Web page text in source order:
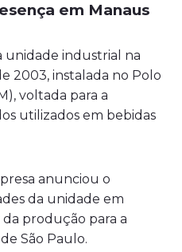
em Manaus
unidade industrial na
2003, instalada no Polo
voltada para a
utilizados em bebidas
anunciou o
da unidade em
produção para a
São Paulo.